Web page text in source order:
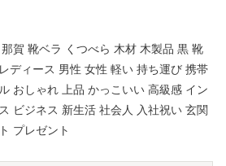
賀 靴ベラ くつべら 木材 木製品 黒 靴
ディース 男性 女性 軽い 持ち運び 携帯
おしゃれ 上品 かっこいい 高級感 イン
ビジネス 新生活 社会人 入社祝い 玄関
プレゼント